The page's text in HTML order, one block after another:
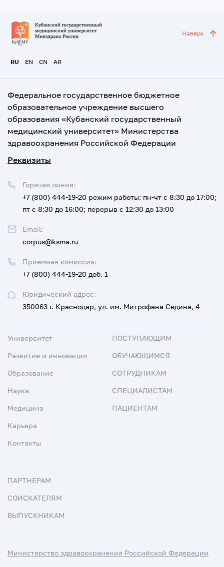
RU EN CN AR
Наверх
Федеральное государственное бюджетное
образовательное учреждение высшего
образования «Кубанский государственный
медицинский университет» Министерства
здравоохранения Российской Федерации
Реквизиты
Юридический адрес:
350063 г. Краснодар, ул. им. Митрофана Седина, 4
Приемная комиссия:
+7 (800) 444-19-20 доб. 1
Горячая линия:
+7 (800) 444-19-20 режим работы: пн-чт с 8:30 до 17:00;
пт с 8:30 до 16:00; перерыв с 12:30 до 13:00
Email:
corpus@ksma.ru
Университет
Развитие и инновации
Образование
Наука
Медицина
Карьера
Контакты
ПОСТУПАЮЩИМ
ОБУЧАЮЩИМСЯ
СОТРУДНИКАМ
СПЕЦИАЛИСТАМ
ПАЦИЕНТАМ
ПАРТНЕРАМ
СОИСКАТЕЛЯМ
ВЫПУСКНИКАМ
Министерство здравоохранения Российской Федерации